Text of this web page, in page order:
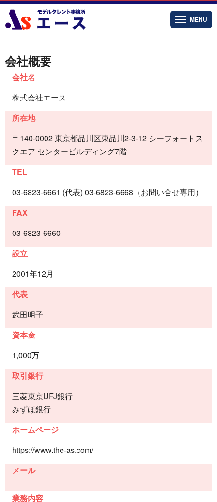
MENU
会社概要
会社名
株式会社エース
所在地
〒140-0002 東京都品川区東品川2-3-12 シーフォートス
クエア センタービルディング7階
TEL
03-6823-6661 (代表) 03-6823-6668（お問い合せ専用）
FAX
03-6823-6660
設立
2001年12月
代表
武田明子
資本金
1,000万
取引銀行
三菱東京UFJ銀行
みずほ銀行
ホームページ
https://www.the-as.com/
メール
業務内容